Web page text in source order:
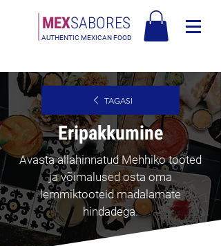
MEXSABORES
AUTHENTIC MEXICAN FOOD
TAGASI
Eripakkumine
Avasta allahinnatud Mehhiko tooted
ja võimalused osta oma
lemmiktooteid madalamate
hindadega.